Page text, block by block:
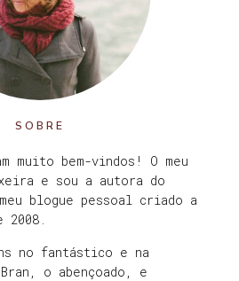
SOBRE
muito bem-vindos! O meu
e sou a autora do
blogue pessoal criado a
2008.
no fantástico e na
o abençoado, e